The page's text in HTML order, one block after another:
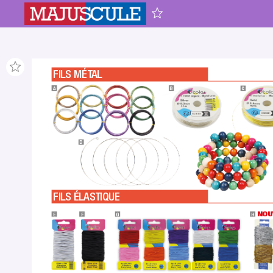
A C
B
E F G
FILS MÉTAL
FILS ÉLASTIQUE
D
H